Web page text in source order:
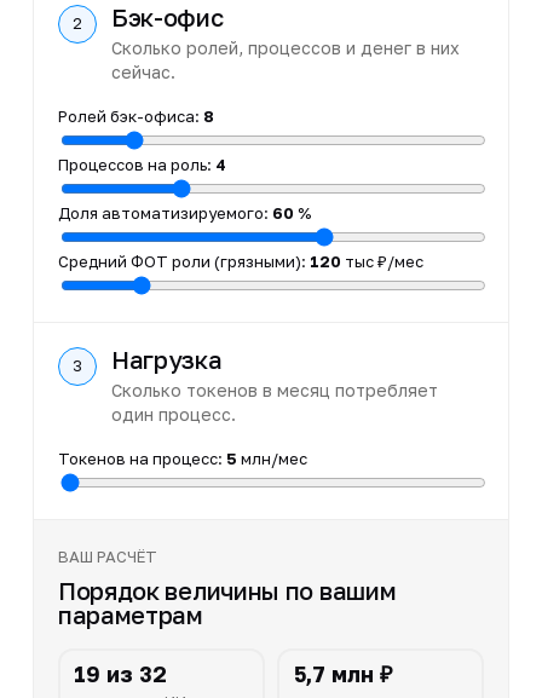
2 Бэк-офис
Сколько ролей, процессов и денег в них
сейчас.
Ролей бэк-офиса: 8
Процессов на роль: 4
Доля автоматизируемого: 60 %
Средний ФОТ роли (грязными): 120 тыс ₽/мес
3 Нагрузка
Сколько токенов в месяц потребляет
один процесс.
Токенов на процесс: 5 млн/мес
ВАШ РАСЧЁТ
Порядок величины по вашим
параметрам
19 из 32 5,7 млн ₽